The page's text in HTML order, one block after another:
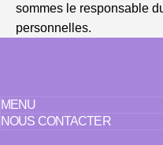
sommes le responsable
personnelles.
MENU
NOUS CONTACTER